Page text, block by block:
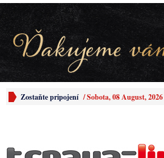
Zostaňte pripojení /Sobota, 08 August, 2026